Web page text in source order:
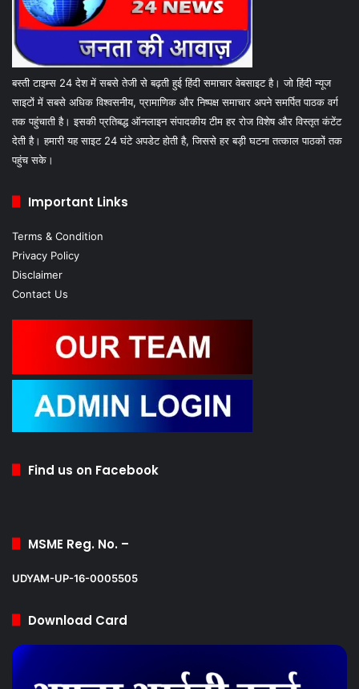
बस्ती टाइम्स 24 देश में सबसे तेजी से बढ़ती हुई हिंदी समाचार वेबसाइट है। जो हिंदी न्यूज
साइटों में सबसे अधिक विश्वसनीय, प्रामाणिक और निष्पक्ष समाचार अपने समर्पित पाठक वर्ग
तक पहुंचाती है। इसकी प्रतिबद्ध ऑनलाइन संपादकीय टीम हर रोज विशेष और विस्तृत कंटेंट
देती है। हमारी यह साइट 24 घंटे अपडेट होती है, जिससे हर बड़ी घटना तत्काल पाठकों तक
पहुंच सके।
Important Links
Terms & Condition
Privacy Policy
Disclaimer
Contact Us
Find us on Facebook
MSME Reg. No. –
UDYAM-UP-16-0005505
Download Card